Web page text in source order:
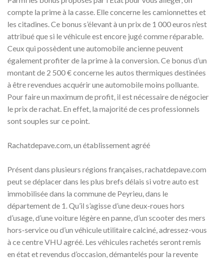
compte la prime à la casse. Elle concerne les camionnettes et
les citadines. Ce bonus s’élevant à un prix de 1 000 euros n’est
attribué que si le véhicule est encore jugé comme réparable.
Ceux qui possèdent une automobile ancienne peuvent
également profiter de la prime à la conversion. Ce bonus d’un
montant de 2 500 € concerne les autos thermiques destinées
à être revendues acquérir une automobile moins polluante.
Pour faire un maximum de profit, il est nécessaire de négocier
le prix de rachat. En effet, la majorité de ces professionnels
sont souples sur ce point.
Rachatdepave.com, un établissement agréé
Présent dans plusieurs régions françaises, rachatdepave.com
peut se déplacer dans les plus brefs délais si votre auto est
immobilisée dans la commune de Peyrieu, dans le
département de 1. Qu’il s’agisse d’une deux-roues hors
d’usage, d’une voiture légère en panne, d’un scooter des mers
hors-service ou d’un véhicule utilitaire calciné, adressez-vous
à ce centre VHU agréé. Les véhicules rachetés seront remis
en état et revendus d’occasion, démantelés pour la revente